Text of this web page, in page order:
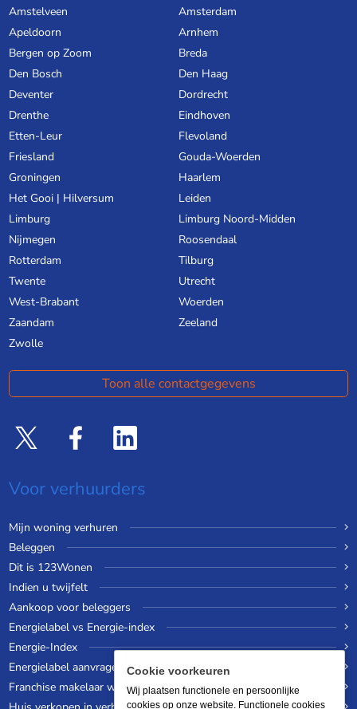
Amstelveen
Amsterdam
Apeldoorn
Arnhem
Bergen op Zoom
Breda
Den Bosch
Den Haag
Deventer
Dordrecht
Drenthe
Eindhoven
Etten-Leur
Flevoland
Friesland
Gouda-Woerden
Groningen
Haarlem
Het Gooi | Hilversum
Leiden
Limburg
Limburg Noord-Midden
Nijmegen
Roosendaal
Rotterdam
Tilburg
Twente
Utrecht
West-Brabant
Woerden
Zaandam
Zeeland
Zwolle
Toon alle contactgegevens
Voor verhuurders
Mijn woning verhuren
Beleggen
Dit is 123Wonen
Indien u twijfelt
Aankoop voor beleggers
Energielabel vs Energie-index
Energie-Index
Energielabel aanvragen
Franchise makelaar worden
Cookie voorkeuren
Wij plaatsen functionele en persoonlijke
cookies op onze website. Functionele cookies